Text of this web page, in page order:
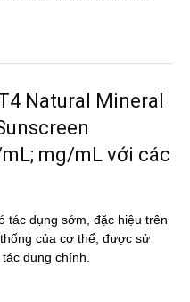
Natural Mineral
mg/mL với các
tác dụng sớm, đặc hiệu trên
của cơ thể, được sử
dụng chính.